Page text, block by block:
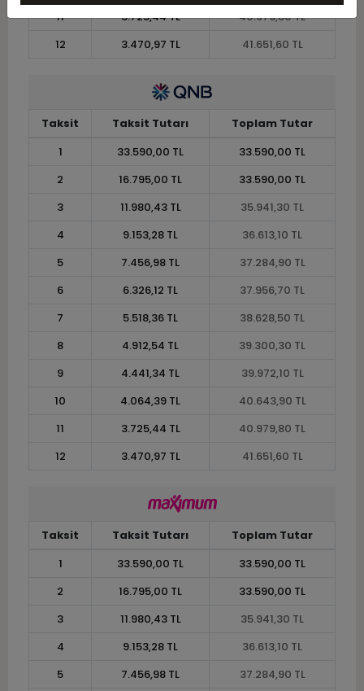
11
3.725,44 TL
40.979,80 TL
12
3.470,97 TL 41.651,60 TL
Taksit Taksit Tutarı
Toplam Tutar
1
33.590,00 TL
33.590,00 TL
2
16.795,00 TL
33.590,00 TL
3
11.980,43 TL
35.941,30 TL
4
9.153,28 TL
36.613,10 TL
5
7.456,98 TL
37.284,90 TL
6
6.326,12 TL
37.956,70 TL
7
5.518,36 TL
38.628,50 TL
8
4.912,54 TL
39.300,30 TL
9
4.441,34 TL
39.972,10 TL
10
4.064,39 TL
40.643,90 TL
11
3.725,44 TL
40.979,80 TL
12
3.470,97 TL 41.651,60 TL
Taksit Taksit Tutarı
Toplam Tutar
1
33.590,00 TL
33.590,00 TL
2
16.795,00 TL
33.590,00 TL
3
11.980,43 TL
35.941,30 TL
4
9.153,28 TL
36.613,10 TL
5
7.456,98 TL 37.284,90 TL